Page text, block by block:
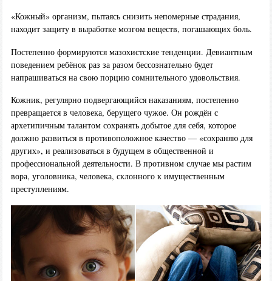
«Кожный» организм, пытаясь снизить непомерные страдания,
находит защиту в выработке мозгом веществ, погашающих боль.
Постепенно формируются мазохистские тенденции. Девиантным
поведением ребёнок раз за разом бессознательно будет
напрашиваться на свою порцию сомнительного удовольствия.
Кожник, регулярно подвергающийся наказаниям, постепенно
превращается в человека, берущего чужое. Он рождён с
архетипичным талантом сохранять добытое для себя, которое
должно развиться в противоположное качество — «сохраняю для
других», и реализоваться в будущем в общественной и
профессиональной деятельности. В противном случае мы растим
вора, уголовника, человека, склонного к имущественным
преступлениям.